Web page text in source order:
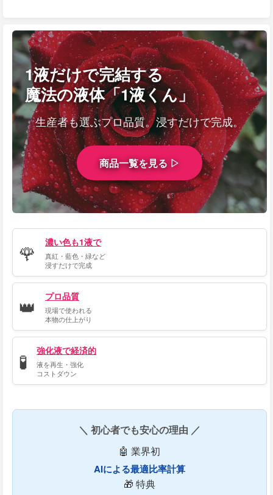
1液だけで完結する
魔法の液体「1液くん」
生産者も選ぶプロ品質。浸すだけで完成。
商品一覧を見る ▷
🌹 濃い色も1液で
真紅・藍色・緑など
浸すだけで完成
👑 プロ品質
現場で使われる
本物の仕上がり
🧪 強化液で経済的
液を再生・強化
コストダウン
＼ 初心者でも安心の理由 ／
🤖 業界初
AIによる最適比率計算
🎁 特典